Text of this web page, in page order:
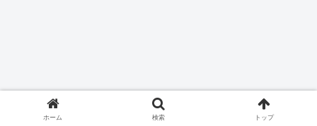
ホーム 検索 トップ